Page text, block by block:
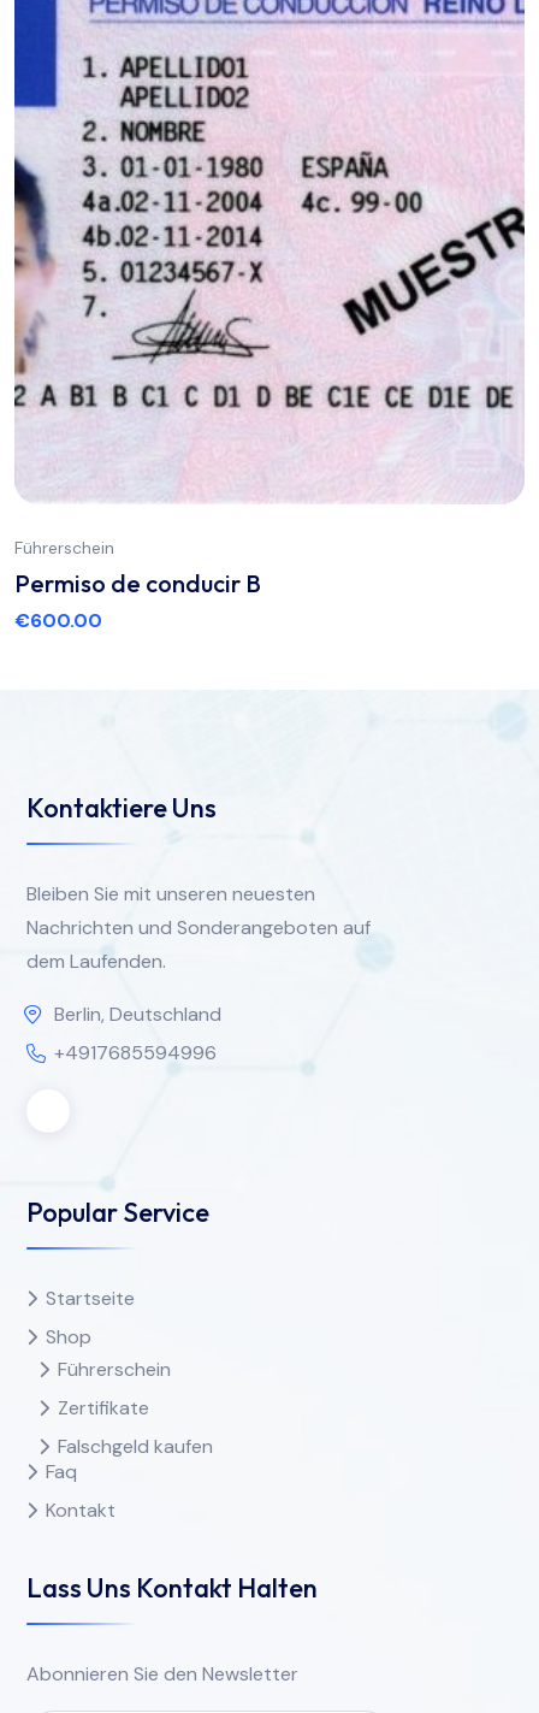
Führerschein
Permiso de conducir B
€600.00
Kontaktiere Uns
Bleiben Sie mit unseren neuesten
Nachrichten und Sonderangeboten auf
dem Laufenden.
Berlin, Deutschland
+4917685594996
Popular Service
Startseite
Shop
Führerschein
Zertifikate
Falschgeld kaufen
Faq
Kontakt
Lass Uns Kontakt Halten
Abonnieren Sie den Newsletter